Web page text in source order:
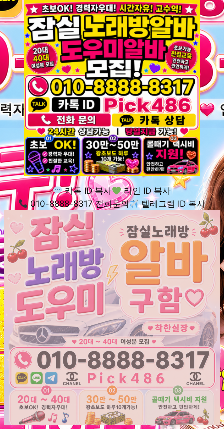
카톡 ID 복사
라인 ID 복사
010-8888-8317 전화문의
텔레그램 ID 복사